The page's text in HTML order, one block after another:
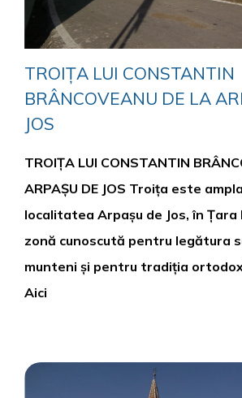
TROIȚA LUI CONSTANTIN
BRÂNCOVEANU DE LA
JOS
TROIȚA LUI CONSTANTIN
ARPAȘU DE JOS Troița este
localitatea Arpașu de Jos, în Țara
zonă cunoscută pentru legătura
munteni și pentru tradiția
Aici